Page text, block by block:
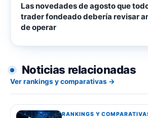
Las novedades de agosto que
trader fondeado debería revisar
de operar
Noticias relacionadas
Ver rankings y comparativas →
RANKINGS Y